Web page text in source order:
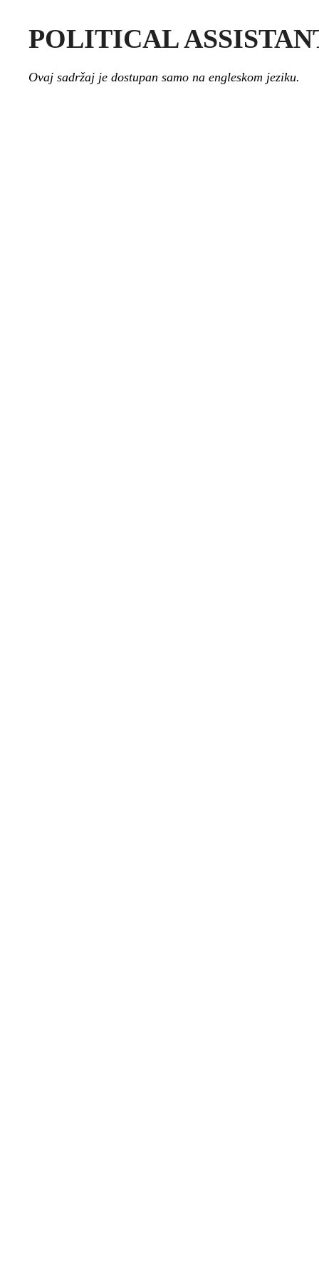
POLITICAL
Ovaj sadržaj je dostupan samo na engleskom jeziku.